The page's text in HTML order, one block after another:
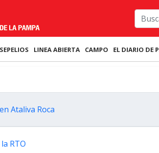
SEPELIOS LINEA ABIERTA CAMPO EL DIARIO DE
Ataliva Roca
RTO